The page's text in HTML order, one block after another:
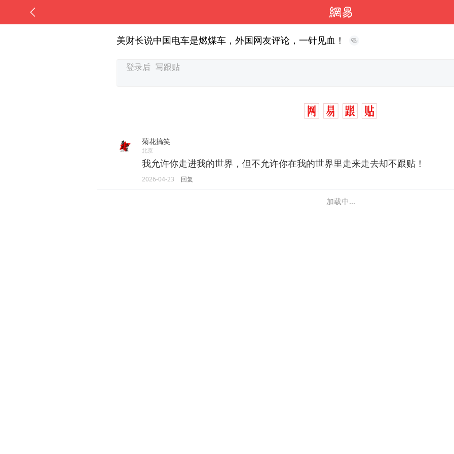
美财长说中国电车是燃煤车，外国网友评论，一针见血！
菊花搞笑
北京
我允许你走进我的世界，但不允许你在我的世界里走来走去却不跟贴！
2026-04-23 回复
加载中...